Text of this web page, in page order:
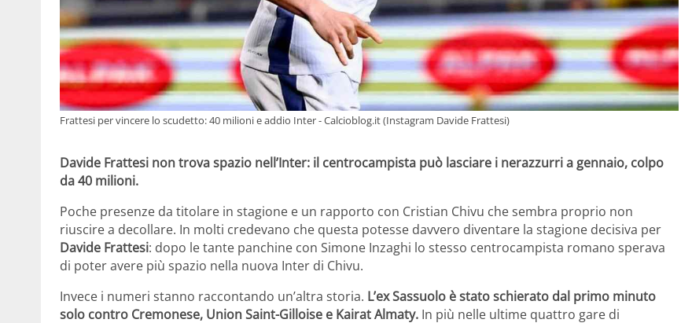
Frattesi per vincere lo scudetto: 40 milioni e addio Inter - Calcioblog.it (Instagram Davide Frattesi)
Davide Frattesi non trova spazio nell’Inter: il centrocampista può lasciare i nerazzurri a gennaio, colpo
da 40 milioni.
Poche presenze da titolare in stagione e un rapporto con Cristian Chivu che sembra proprio non
riuscire a decollare. In molti credevano che questa potesse davvero diventare la stagione decisiva per
Davide Frattesi: dopo le tante panchine con Simone Inzaghi lo stesso centrocampista romano sperava
di poter avere più spazio nella nuova Inter di Chivu.
Invece i numeri stanno raccontando un’altra storia. L’ex Sassuolo è stato schierato dal primo minuto
solo contro Cremonese, Union Saint-Gilloise e Kairat Almaty. In più nelle ultime quattro gare di